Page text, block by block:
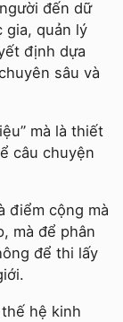
đến dữ
gia, quản lý
định dựa
sâu và
mà là thiết
câu chuyện
điểm cộng mà
mà để phân
để thi lấy
hệ kinh